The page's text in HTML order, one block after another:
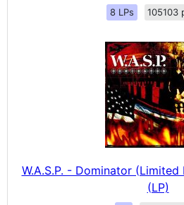
8 LPs 105103
W.A.S.P. - Dominator
(LP)